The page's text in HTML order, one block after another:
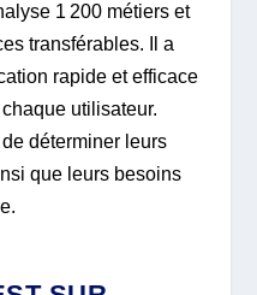
1 200 métiers et
transférables. Il a
rapide et efficace
utilisateur.
déterminer leurs
que leurs besoins